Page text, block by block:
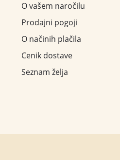
O vašem naročilu
Prodajni pogoji
O načinih plačila
Cenik dostave
Seznam želja